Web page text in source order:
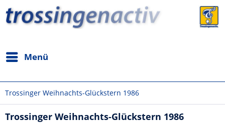
Menü
Trossinger Weihnachts-Glückstern 1986
Trossinger Weihnachts-Glückstern 1986